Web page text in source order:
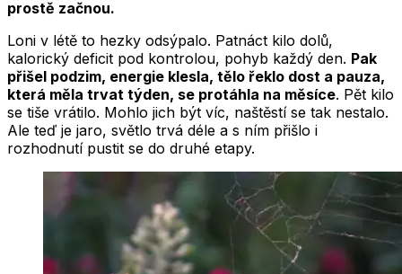
prostě začnou.
Loni v létě to hezky odsýpalo. Patnáct kilo dolů,
kalorický deficit pod kontrolou, pohyb každý den. Pak
přišel podzim, energie klesla, tělo řeklo dost a pauza,
která měla trvat týden, se protáhla na měsíce. Pět kilo
se tiše vrátilo. Mohlo jich být víc, naštěstí se tak nestalo.
Ale teď je jaro, světlo trvá déle a s ním přišlo i
rozhodnutí pustit se do druhé etapy.